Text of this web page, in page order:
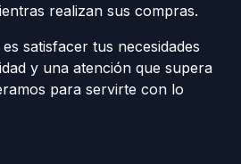
realizan sus compras.
satisfacer tus necesidades
y una atención que supera
para servirte con lo